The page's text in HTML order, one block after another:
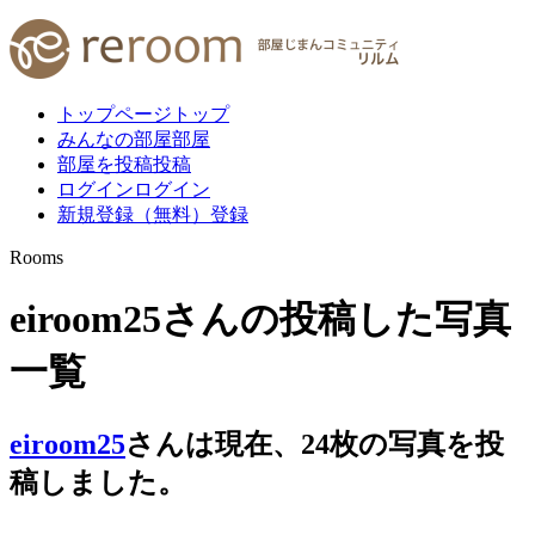
トップページ トップ
みんなの部屋部屋
部屋を投稿投稿
ログイン ログイン
新規登録（無料） 登録
Rooms
eiroom25さんの投稿した写真
一覧
eiroom25さんは現在、 24枚の写真を投
稿しました。